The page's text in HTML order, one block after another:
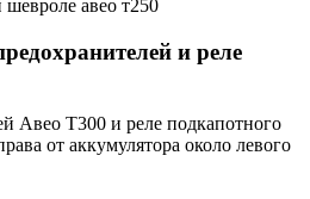
и реле
Авео Т300 и реле подкапотного
от аккумулятора около левого